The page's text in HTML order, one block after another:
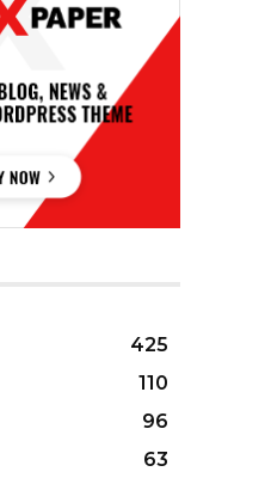
425
110
96
63